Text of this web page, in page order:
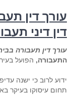
עורך דין
דין דיני
עורך דין תעבורה
התעבורה, הפועל בעיר
ידוע לרוב כי ישנה
תחום עיסוקו בעיקר